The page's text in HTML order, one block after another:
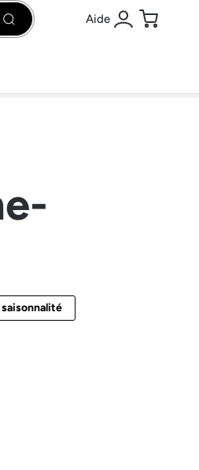
Rechercher Aide
Se connecter
Panier